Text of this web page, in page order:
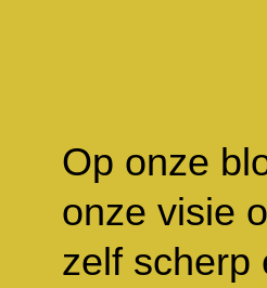
Op onze
onze visie
zelf scherp